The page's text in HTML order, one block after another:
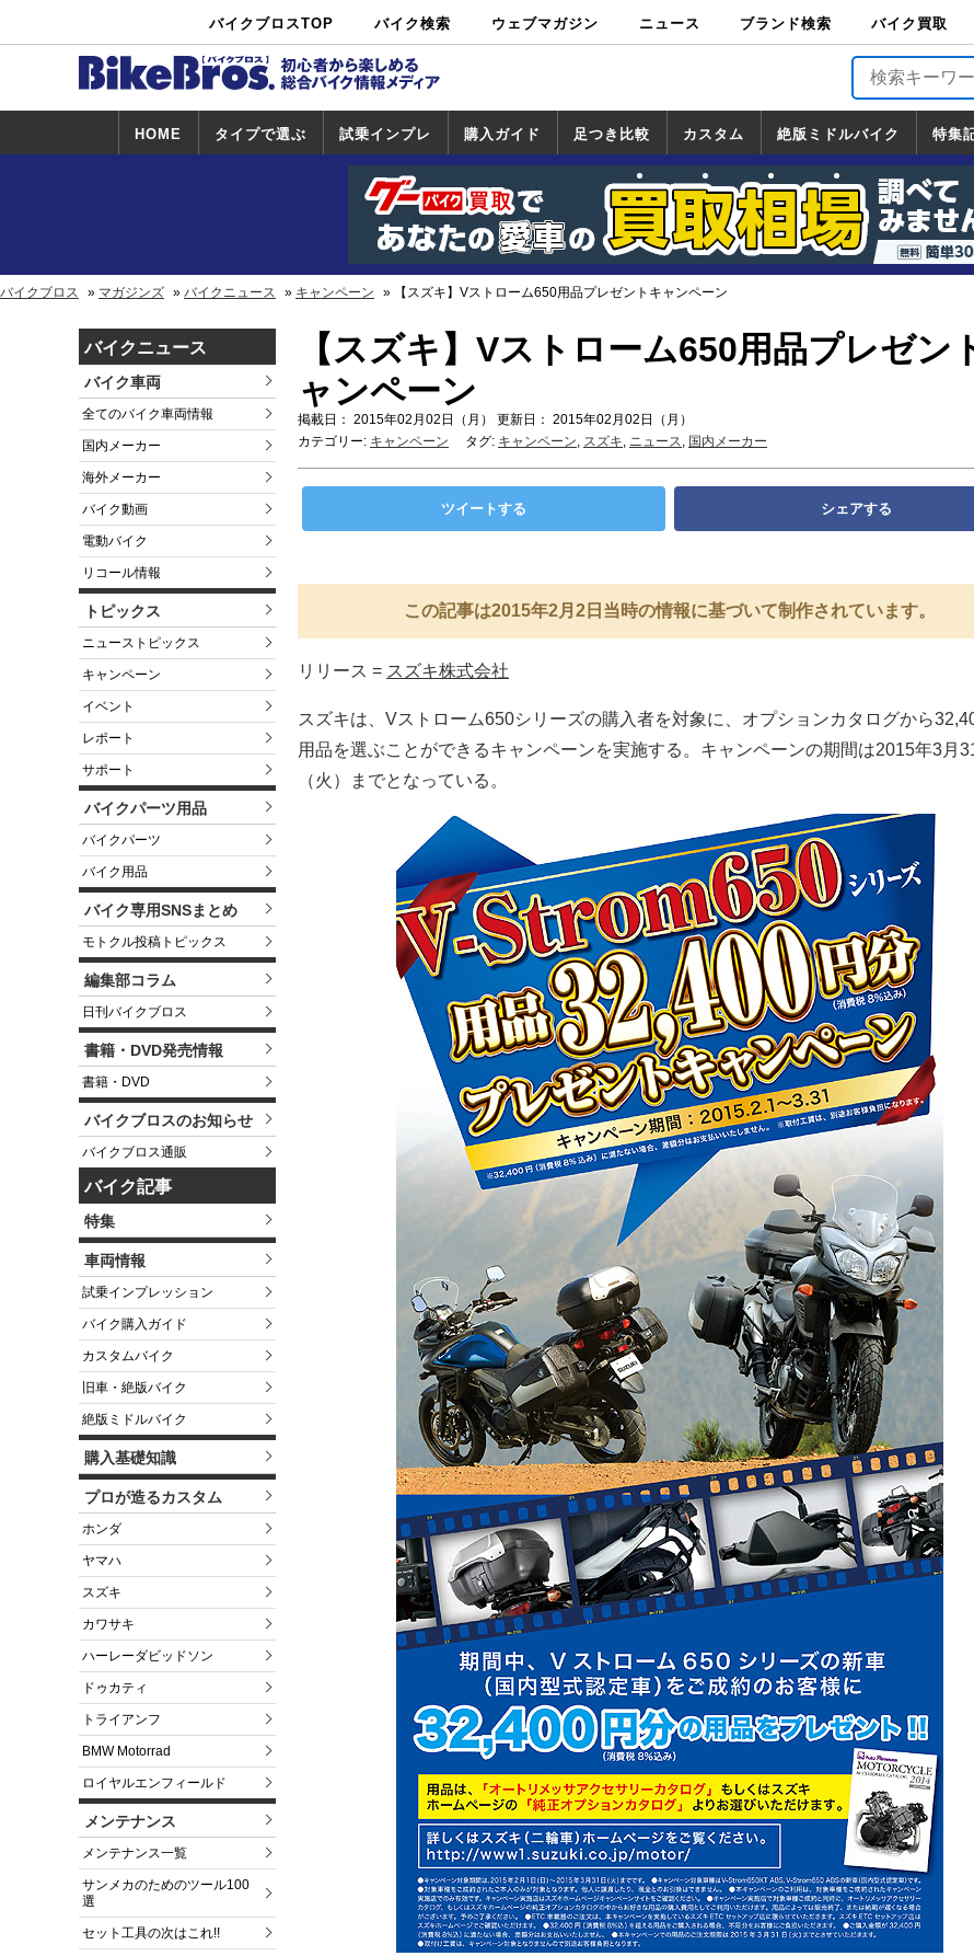
バイクブロスTOP バイク検索
中古バイ
ク・新車検
カタログ検
索
ショップ検
索
ウェブマガジン ニュース ブランド検索 バイク買取
バイク買取
HOME タイプで選ぶ 試乗インプレ
試乗インプレ
一覧
ホンダ
ヤマハ
スズキ
カワサキ
ハーレー
BMW
トライアンフ
ドゥカティ
購入ガイド
一覧
足つき比較 カスタム
カスタム
一覧
ホンダ
ヤマハ
スズキ
カワサキ
絶版ミドルバイク
絶版ミドルバイク
一覧
ホンダ
ヤマハ
スズキ
カワサキ
特集
道の駅調査隊
ツーリング情報局
日本の道50選
国道めぐり
林道ツーリング
バイクブロス マガジンズ バイクニュース キャンペーン 【スズキ】Vストローム650用品プレゼントキャンペーン
バイクニュース
バイク車両
全てのバイク車両情報
国内メーカー
海外メーカー
バイク動画
電動バイク
リコール情報
トピックス
ニューストピックス
キャンペーン
イベント
レポート
サポート
バイクパーツ用品
バイクパーツ
バイク用品
バイク専用SNSまとめ
モトクル投稿トピックス
編集部コラム
日刊バイクブロス
書籍・DVD発売情報
書籍・DVD
バイクブロスのお知らせ
バイクブロス通販
バイク記事
特集
車両情報
試乗インプレッション
バイク購入ガイド
カスタムバイク
旧車・絶版バイク
絶版ミドルバイク
購入基礎知識
プロが造るカスタム
ホンダ
ヤマハ
スズキ
カワサキ
ハーレーダビッドソン
ドゥカティ
トライアンフ
BMW Motorrad
ロイヤルエンフィールド
メンテナンス
メンテナンス一覧
サンメカのためのツール100
選
セット工具の次はこれ!!
【スズキ】Vストローム650用品プレゼン
ャンペーン
掲載日： 2015年02月02日（月） 更新日： 2015年02月02日（月）
カテゴリー: キャンペーン タグ: キャンペーン, スズキ, ニュース, 国内メーカー
ツイートする シェアする
この記事は2015年2月2日当時の情報に基づいて制作されています。
リリース = スズキ株式会社
スズキは、Vストローム650シリーズの購入者を対象に、オプションカタログから
用品を選ぶことができるキャンペーンを実施する。キャンペーンの期間は2015年3月
（火）までとなっている。